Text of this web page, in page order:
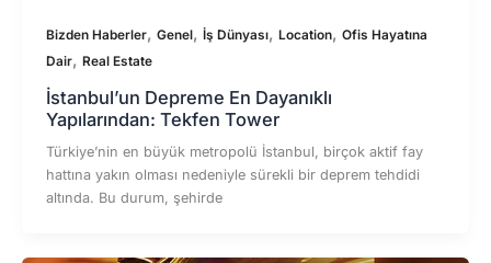
Bizden Haberler, Genel, İş Dünyası, Location, Ofis Hayatına
Dair, Real Estate
İstanbul’un Depreme En Dayanıklı
Yapılarından: Tekfen Tower
Türkiye’nin en büyük metropolü İstanbul, birçok aktif fay
hattına yakın olması nedeniyle sürekli bir deprem tehdidi
altında. Bu durum, şehirde